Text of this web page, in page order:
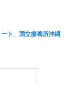
ト
国立療養所沖縄